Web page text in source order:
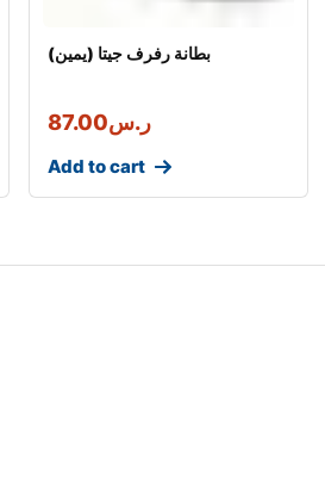
بطانة رفرف جيتا (يمين)
ر.س87.00
Add to cart